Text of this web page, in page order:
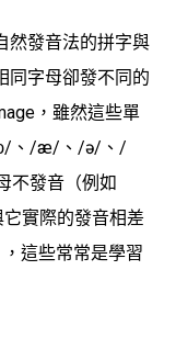
然發音法的拼字與
同字母卻發不同的
，雖然這些單
ɔ/、/æ/、/ə/、/
不發音（例如
實際的發音相差
這些常常是學習